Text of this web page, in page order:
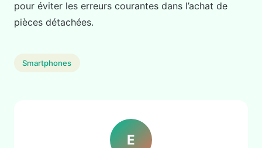
pour éviter les erreurs courantes dans l’achat de
pièces détachées.
Smartphones
E